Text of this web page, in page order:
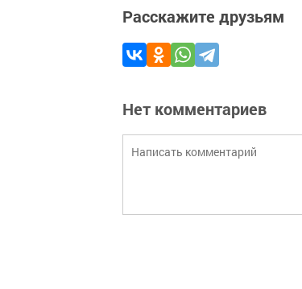
Расскажите друзьям
Нет комментариев